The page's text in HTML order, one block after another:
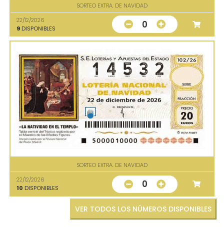
SORTEO EXTRA. DE NAVIDAD
22/12/2026
9 DISPONIBLES 0
SORTEO EXTRA. DE NAVIDAD
22/12/2026
10 DISPONIBLES 0
VER TODOS LOS NÚMEROS DISPONIBLES